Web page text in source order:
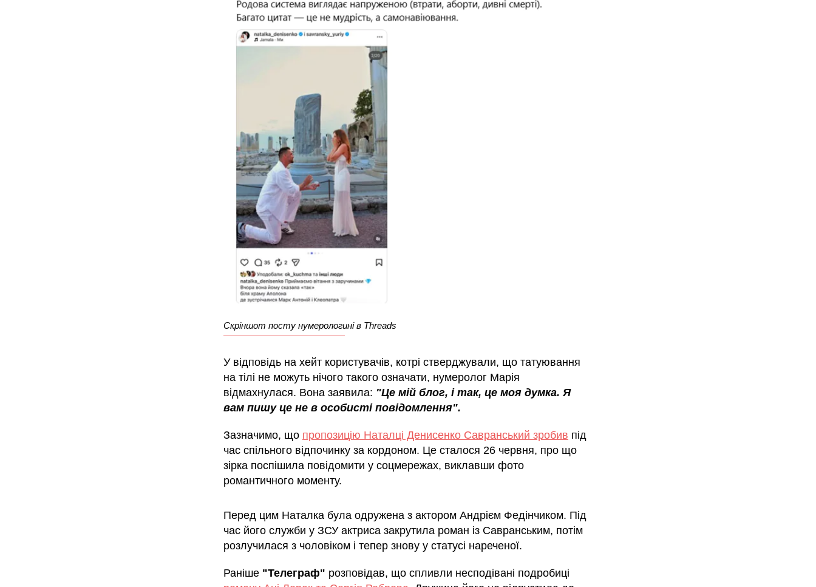
Скріншот посту нумерологині в Threads
У відповідь на хейт користувачів, котрі стверджували, що татуювання
на тілі не можуть нічого такого означати, нумеролог Марія
відмахнулася. Вона заявила: "Це мій блог, і так, це моя думка. Я
вам пишу це не в особисті повідомлення".
Зазначимо, що пропозицію Наталці Денисенко Савранський зробив під
час спільного відпочинку за кордоном. Це сталося 26 червня, про що
зірка поспішила повідомити у соцмережах, виклавши фото
романтичного моменту.
Перед цим Наталка була одружена з актором Андрієм Федінчиком. Під
час його служби у ЗСУ актриса закрутила роман із Савранським, потім
розлучилася з чоловіком і тепер знову у статусі нареченої.
Раніше "Телеграф" розповідав, що спливли несподівані подробиці